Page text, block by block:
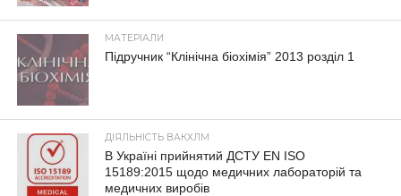
МАТЕРІАЛИ
Підручник “Клінічна біохімія” 2013 розділ 1
ДІЯЛЬНІСТЬ ВАКХЛМ
В Україні прийнятий ДСТУ EN ISO
15189:2015 щодо медичних лабораторій та
медичних виробів